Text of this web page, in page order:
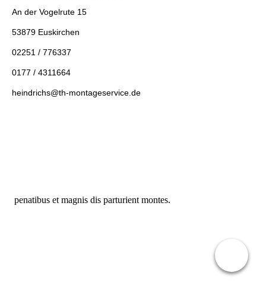
An der Vogelrute 15
53879 Euskirchen
02251 / 776337
0177 / 4311664
heindrichs@th-montageservice.de
penatibus et magnis dis parturient montes.